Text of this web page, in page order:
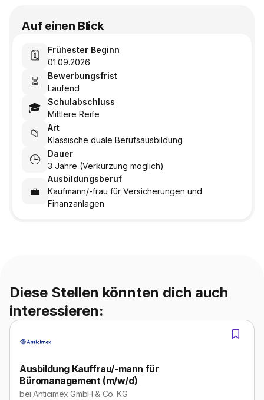
Auf einen Blick
🗓️
Frühester Beginn
01.09.2026
⏳
Bewerbungsfrist
Laufend
🎓
Schulabschluss
Mittlere Reife
📁
Art
Klassische duale Berufsausbildung
🕒
Dauer
3 Jahre (Verkürzung möglich)
💼
Ausbildungsberuf
Kaufmann/-frau für Versicherungen und
Finanzanlagen
Diese Stellen könnten dich auch
interessieren:
Ausbildung Kauffrau/-mann für
Büromanagement (m/w/d)
beiAnticimex GmbH & Co. KG